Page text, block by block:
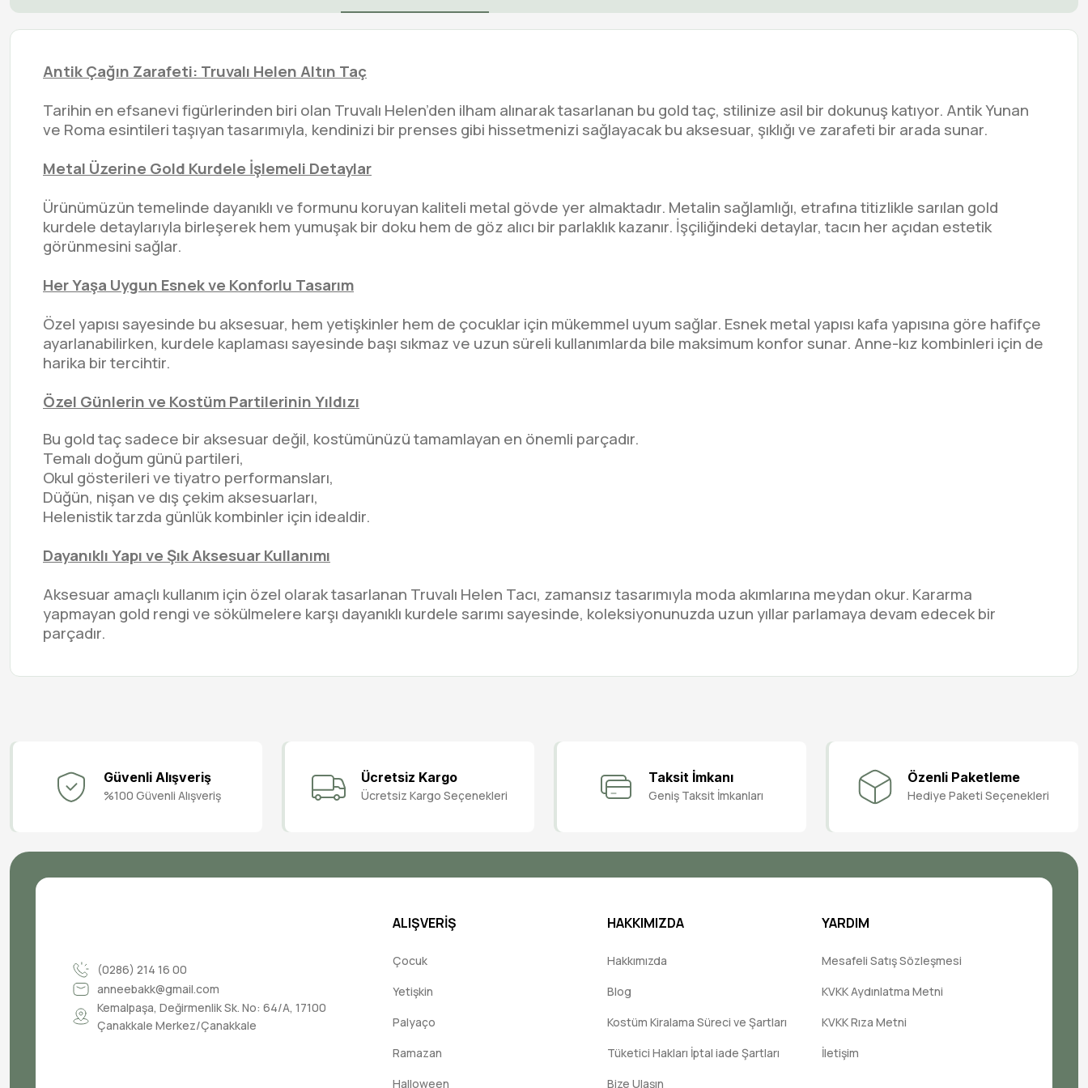
Antik Çağın Zarafeti: Truvalı Helen Altın Taç
Tarihin en efsanevi figürlerinden biri olan Truvalı Helen’den ilham alınarak tasarlanan bu gold taç, stilinize asil bir dokunuş katıyor. Antik Yunan
ve Roma esintileri taşıyan tasarımıyla, kendinizi bir prenses gibi hissetmenizi sağlayacak bu aksesuar, şıklığı ve zarafeti bir arada sunar.
Metal Üzerine Gold Kurdele İşlemeli Detaylar
Ürünümüzün temelinde dayanıklı ve formunu koruyan kaliteli metal gövde yer almaktadır. Metalin sağlamlığı, etrafına titizlikle sarılan gold
kurdele detaylarıyla birleşerek hem yumuşak bir doku hem de göz alıcı bir parlaklık kazanır. İşçiliğindeki detaylar, tacın her açıdan estetik
görünmesini sağlar.
Her Yaşa Uygun Esnek ve Konforlu Tasarım
Özel yapısı sayesinde bu aksesuar, hem yetişkinler hem de çocuklar için mükemmel uyum sağlar. Esnek metal yapısı kafa yapısına göre hafifçe
ayarlanabilirken, kurdele kaplaması sayesinde başı sıkmaz ve uzun süreli kullanımlarda bile maksimum konfor sunar. Anne-kız kombinleri için de
harika bir tercihtir.
Özel Günlerin ve Kostüm Partilerinin Yıldızı
Bu gold taç sadece bir aksesuar değil, kostümünüzü tamamlayan en önemli parçadır.
Temalı doğum günü partileri,
Okul gösterileri ve tiyatro performansları,
Düğün, nişan ve dış çekim aksesuarları,
Helenistik tarzda günlük kombinler için idealdir.
Dayanıklı Yapı ve Şık Aksesuar Kullanımı
Aksesuar amaçlı kullanım için özel olarak tasarlanan Truvalı Helen Tacı, zamansız tasarımıyla moda akımlarına meydan okur. Kararma
yapmayan gold rengi ve sökülmelere karşı dayanıklı kurdele sarımı sayesinde, koleksiyonunuzda uzun yıllar parlamaya devam edecek bir
parçadır.
Güvenli Alışveriş
%100 Güvenli Alışveriş
Ücretsiz Kargo
Ücretsiz Kargo Seçenekleri
Taksit İmkanı
Geniş Taksit İmkanları
Özenli Paketleme
Hediye Paketi Seçenekleri
(0286) 214 16 00
anneebakk@gmail.com
Kemalpaşa, Değirmenlik Sk. No: 64/A, 17100
Çanakkale Merkez/Çanakkale
ALIŞVERİŞ
Çocuk
Yetişkin
Palyaço
Ramazan
Halloween
HAKKIMIZDA
Hakkımızda
Blog
Kostüm Kiralama Süreci ve Şartları
Tüketici Hakları İptal iade Şartları
Bize Ulaşın
YARDIM
Mesafeli Satış Sözleşmesi
KVKK Aydınlatma Metni
KVKK Rıza Metni
İletişim